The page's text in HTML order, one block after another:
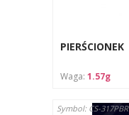
PIERŚCIONEK
Waga: 1.57g
Symbol: CS-317PBR